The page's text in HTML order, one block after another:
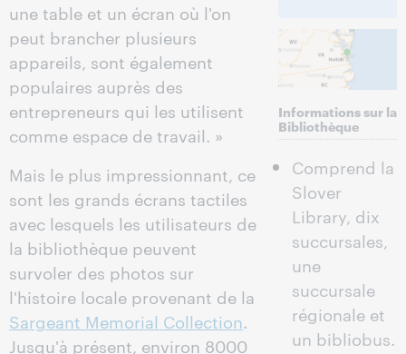
une table et un écran où l'on
peut brancher plusieurs
appareils, sont également
populaires auprès des
entrepreneurs qui les utilisent
comme espace de travail. »
Mais le plus impressionnant, ce
sont les grands écrans tactiles
avec lesquels les utilisateurs de
la bibliothèque peuvent
survoler des photos sur
l'histoire locale provenant de la
Sargeant Memorial Collection.
Jusqu'à présent, environ 8000
Informations sur la
Bibliothèque
Comprend la
Slover
Library, dix
succursales,
une
succursale
régionale et
un bibliobus.